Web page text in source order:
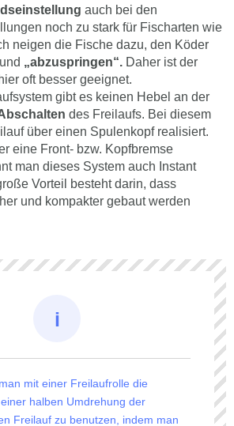
auch bei den
noch zu stark für Fischarten wie
neigen die Fische dazu, den Köder
„abzuspringen“. Daher ist der
oft besser geeignet.
gibt es keinen Hebel an der
des Freilaufs. Bei diesem
über einen Spulenkopf realisiert.
eine Front- bzw. Kopfbremse
man dieses System auch Instant
Vorteil besteht darin, dass
und kompakter gebaut werden
mit einer Freilaufrolle die
halben Umdrehung der
Freilauf zu benutzen, indem man